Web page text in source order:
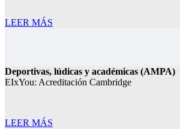
LEER MÁS
Deportivas, lúdicas y académicas (AMPA)
EIxYou: Acreditación Cambridge
LEER MÁS